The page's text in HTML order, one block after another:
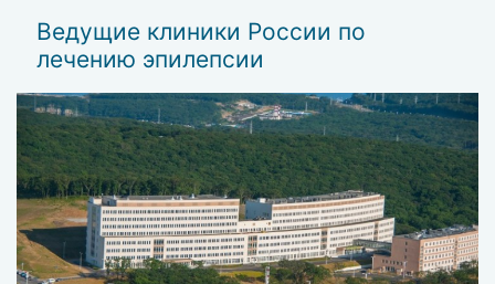
Ведущие клиники России по
лечению эпилепсии